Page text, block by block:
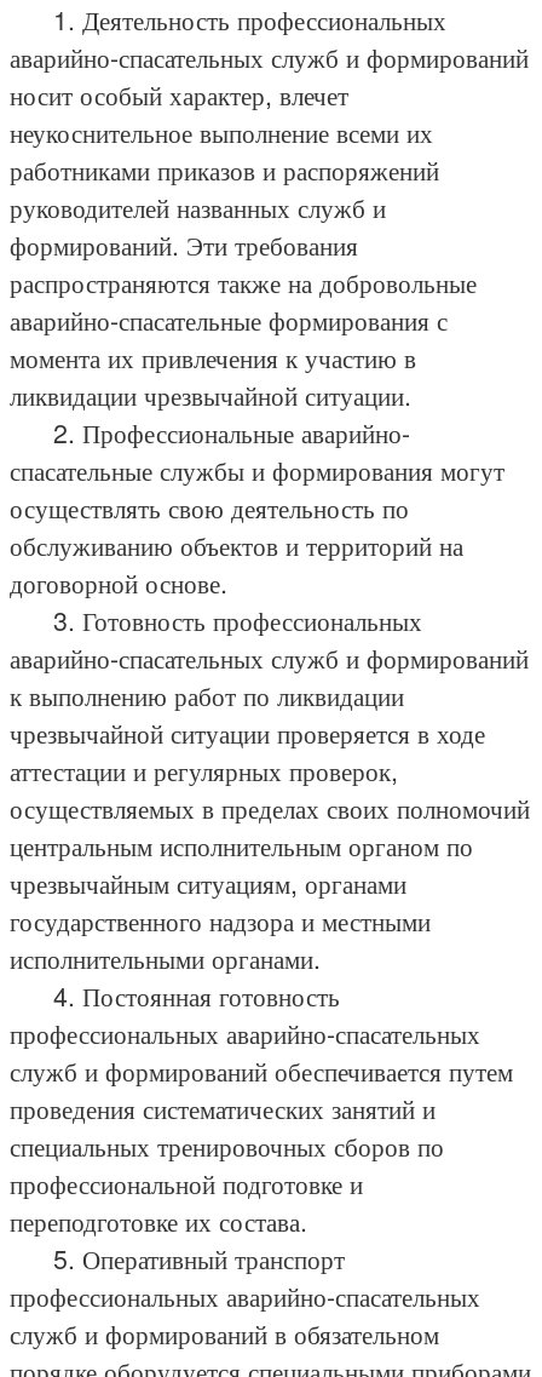
1. Деятельность профессиональных
аварийно-спасательных служб и формирований
носит особый характер, влечет
неукоснительное выполнение всеми их
работниками приказов и распоряжений
руководителей названных служб и
формирований. Эти требования
распространяются также на добровольные
аварийно-спасательные формирования с
момента их привлечения к участию в
ликвидации чрезвычайной ситуации.
2. Профессиональные аварийно-
спасательные службы и формирования могут
осуществлять свою деятельность по
обслуживанию объектов и территорий на
договорной основе.
3. Готовность профессиональных
аварийно-спасательных служб и формирований
к выполнению работ по ликвидации
чрезвычайной ситуации проверяется в ходе
аттестации и регулярных проверок,
осуществляемых в пределах своих полномочий
центральным исполнительным органом по
чрезвычайным ситуациям, органами
государственного надзора и местными
исполнительными органами.
4. Постоянная готовность
профессиональных аварийно-спасательных
служб и формирований обеспечивается путем
проведения систематических занятий и
специальных тренировочных сборов по
профессиональной подготовке и
переподготовке их состава.
5. Оперативный транспорт
профессиональных аварийно-спасательных
служб и формирований в обязательном